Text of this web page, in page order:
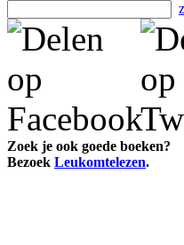
Zoek je ook goede boeken?
Bezoek Leukomtelezen.